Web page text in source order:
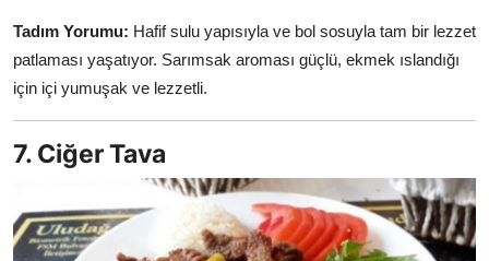
Tadım Yorumu: Hafif sulu yapısıyla ve bol sosuyla tam bir lezzet
patlaması yaşatıyor. Sarımsak aroması güçlü, ekmek ıslandığı
için içi yumuşak ve lezzetli.
7. Ciğer Tava